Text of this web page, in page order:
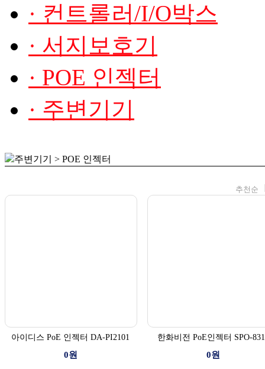
· 컨트롤러/I/O박스
· 서지보호기
· POE 인젝터
· 주변기기
주변기기 > POE 인젝터
추천순
아이디스 PoE 인젝터 DA-PI2101
0원
한화비전 PoE인젝터 SPO-
0원